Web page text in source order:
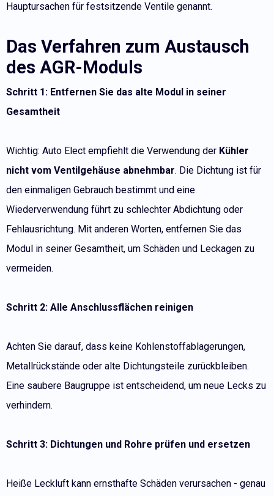
Hauptursachen für festsitzende Ventile genannt.
Das Verfahren zum Austausch
des AGR-Moduls
Schritt 1: Entfernen Sie das alte Modul in seiner
Gesamtheit
Wichtig: Auto Elect empfiehlt die Verwendung der Kühler
nicht vom Ventilgehäuse abnehmbar. Die Dichtung ist für
den einmaligen Gebrauch bestimmt und eine
Wiederverwendung führt zu schlechter Abdichtung oder
Fehlausrichtung. Mit anderen Worten, entfernen Sie das
Modul in seiner Gesamtheit, um Schäden und Leckagen zu
vermeiden.
Schritt 2: Alle Anschlussflächen reinigen
Achten Sie darauf, dass keine Kohlenstoffablagerungen,
Metallrückstände oder alte Dichtungsteile zurückbleiben.
Eine saubere Baugruppe ist entscheidend, um neue Lecks zu
verhindern.
Schritt 3: Dichtungen und Rohre prüfen und ersetzen
Heiße Leckluft kann ernsthafte Schäden verursachen - genau